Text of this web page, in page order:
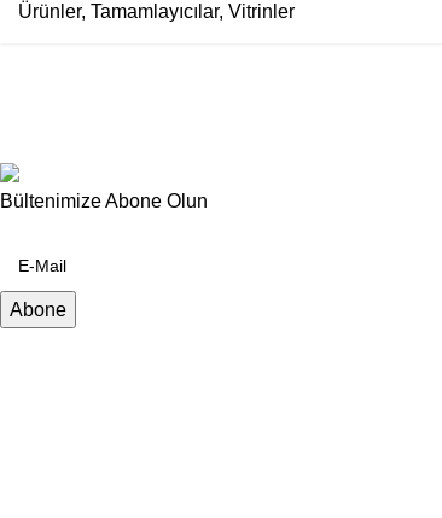
Ürünler, Tamamlayıcılar, Vitrinler
Bültenimize Abone Olun